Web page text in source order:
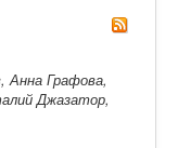
Графова,
Джазатор,